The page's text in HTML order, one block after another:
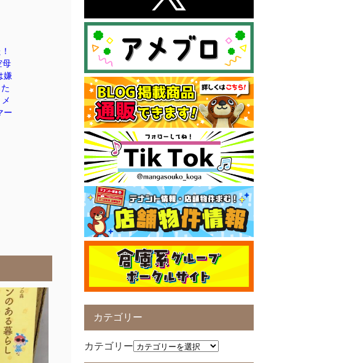
母
嫌
ー
カテゴリー
カテゴリー